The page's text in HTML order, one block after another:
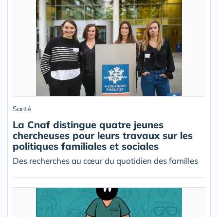
Santé
La Cnaf distingue quatre jeunes
chercheuses pour leurs travaux sur les
politiques familiales et sociales
Des recherches au cœur du quotidien des familles